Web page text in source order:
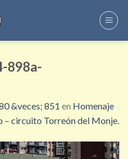
898a-
&veces; 851 en Homenaje
– circuito Torreón del Monje.